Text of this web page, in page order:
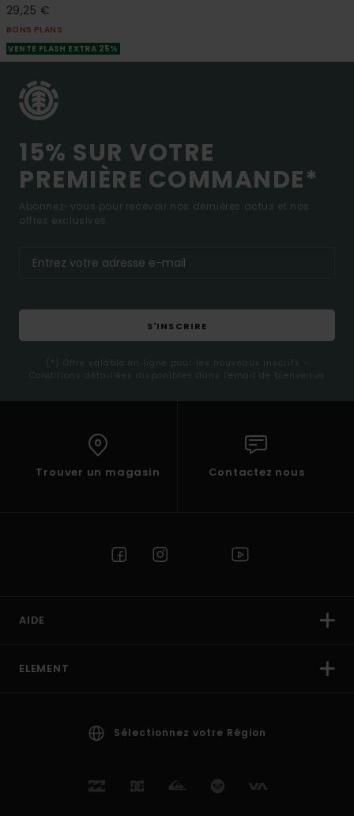
29,25 €
BONS PLANS
VENTE FLASH EXTRA 25%
15% SUR VOTRE
PREMIÈRE COMMANDE*
Abonnez-vous pour recevoir nos dernières actus et nos
offres exclusives.
S'INSCRIRE
(*) Offre valable en ligne pour les nouveaux inscrits -
Conditions détaillées disponibles dans l'email de bienvenue
Trouver un magasin Contactez nous
AIDE
ELEMENT
Sélectionnez votre Région